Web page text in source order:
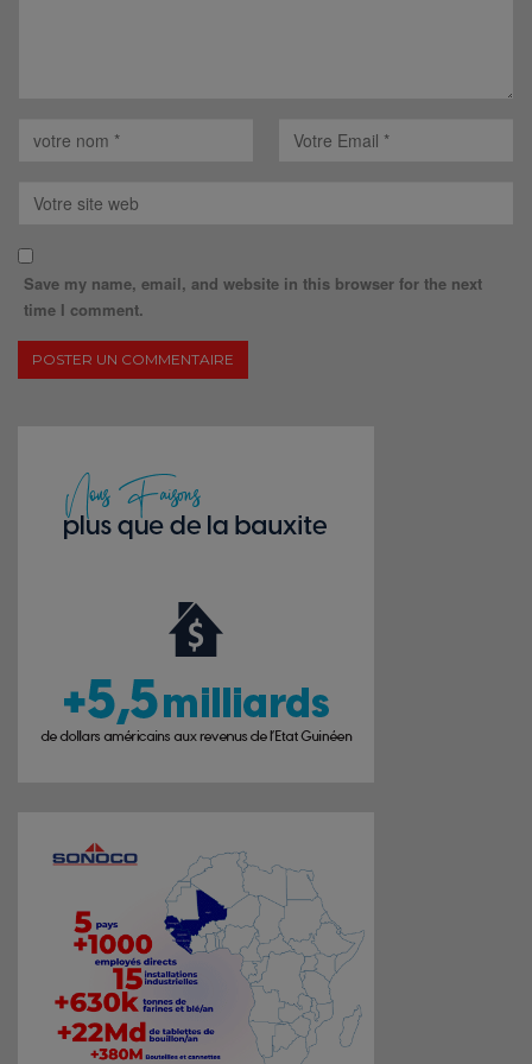
Save my name, email, and website in this browser for the next
time I comment.